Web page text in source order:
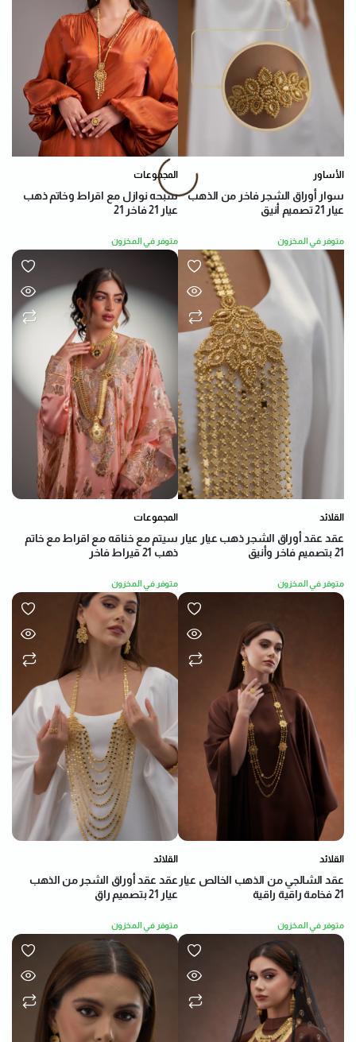
المجموعات
سبحه نوازل مع اقراط وخاتم ذهب
عيار 21 فاخر 21
متوفر في المخزون
الأساور
سوار أوراق الشجر فاخر من الذهب
عيار 21 تصميم أنيق
متوفر في المخزون
المجموعات
سيتم مع خناقه مع اقراط مع خاتم
ذهب 21 قيراط فاخر
متوفر في المخزون
القلائد
عقد عقد أوراق الشجر ذهب عيار عيار
21 بتصميم فاخر وأنيق
متوفر في المخزون
القلائد
عقد عقد أوراق الشجر من الذهب
عيار 21 بتصميم راقٍ
متوفر في المخزون
القلائد
عقد الشالجي من الذهب الخالص عيار
21 فخامة راقية راقية
متوفر في المخزون